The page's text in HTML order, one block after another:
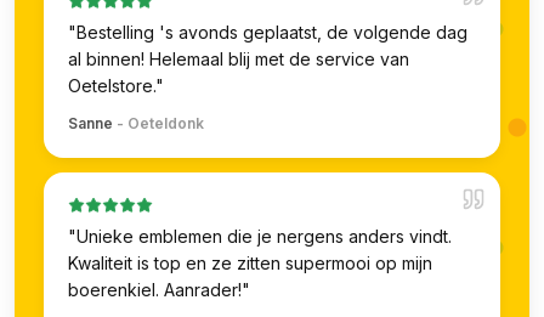
"Bestelling 's avonds geplaatst, de volgende dag
al binnen! Helemaal blij met de service van
Oetelstore."
Sanne - Oeteldonk
"Unieke emblemen die je nergens anders vindt.
Kwaliteit is top en ze zitten supermooi op mijn
boerenkiel. Aanrader!"